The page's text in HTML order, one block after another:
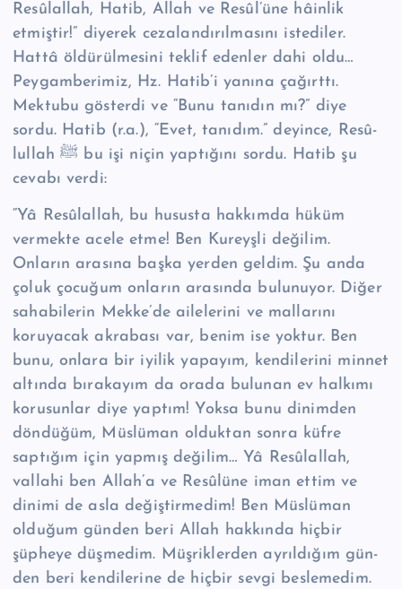
Re­sû­lal­lah, Hatib, Allah ve Resûl’üne hâinlik
etmiştir!” di­yerek cezalan­dırılmasını istediler.
Hattâ öldürülmesini teklif edenler dahi oldu…
Peygamberimiz, Hz. Hatib’i yanına çağırttı.
Mektubu gösterdi ve “Bunu tanıdın mı?” diye
sordu. Hatib (r.a.), “Evet, tanıdım.” deyince, Re­sû­
lul­lah ﷺ bu işi niçin yaptığını sordu. Hatib şu
cevabı verdi:
“Yâ Re­sû­lal­lah, bu hususta hakkımda hüküm
vermekte acele etme! Ben Kureyşli değilim.
Onların arasına başka yerden geldim. Şu anda
çoluk çocuğum onların arasında bulunuyor. Diğer
sahabilerin Mekke’de ailelerini ve mallarını
koruyacak akrabası var, benim ise yoktur. Ben
bunu, onlara bir iyilik yapayım, kendilerini minnet
altında bırakayım da orada bulunan ev halkımı
korusunlar diye yaptım! Yoksa bunu dinimden
döndüğüm, Müslüman olduktan sonra küf­re
saptığım için yapmış değilim… Yâ Re­sû­lal­lah,
vallahi ben Allah’a ve Resûlüne iman ettim ve
dinimi de asla değiştirmedim! Ben Müslüman
olduğum günden beri Allah hakkında hiçbir
şüpheye düşmedim. Müşriklerden ayrıldığım gün­
den beri kendilerine de hiçbir sevgi beslemedim.